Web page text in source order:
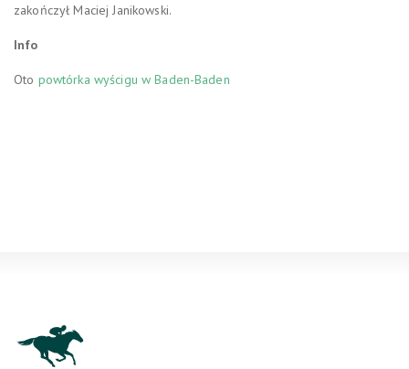
zakończył Maciej Janikowski.
Info
Oto powtórka wyścigu w Baden-Baden